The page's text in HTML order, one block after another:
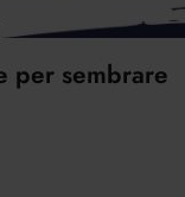
per sembrare